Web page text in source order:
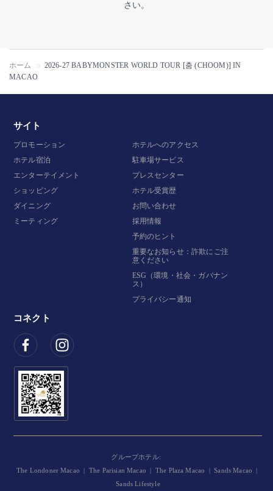
さい。
ホーム
2026-27 BABYMONSTER WORLD TOUR [춤 (CHOOM)] IN
MACAO
サイト
プロモーション
ホテル宿泊
エンターテイメント
ショッピング
ダイニング
ミーティング
ホテルへのアクセス
駐車場サービス
プレスセンター
ホテル受賞歴
お問い合わせ
採用情報
予約のヒント
重要なお知らせ：詐欺にご注
意ください
ESG（環境・社会・ガバナン
ス）
プライバシー通知
コネクト
グループホテル:
The Londoner Macao | The Parisian Macao | The Plaza Macao |Sands Macao |
Sands Lifestyle